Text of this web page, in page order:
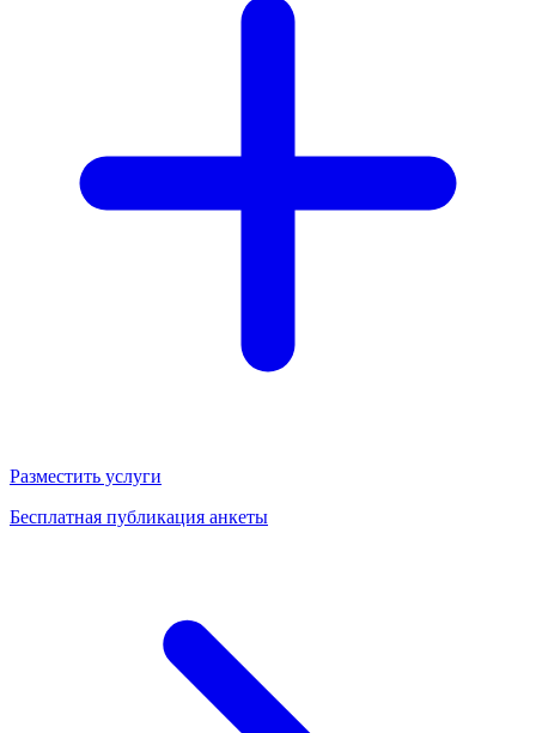
Разместить услуги
Бесплатная публикация анкеты